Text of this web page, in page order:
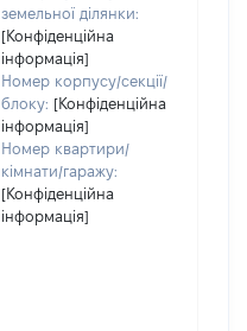
земельної ділянки:
[Конфіденційна
інформація]
Номер корпусу/секції/
блоку: [Конфіденційна
інформація]
Номер квартири/
кімнати/гаражу:
[Конфіденційна
інформація]